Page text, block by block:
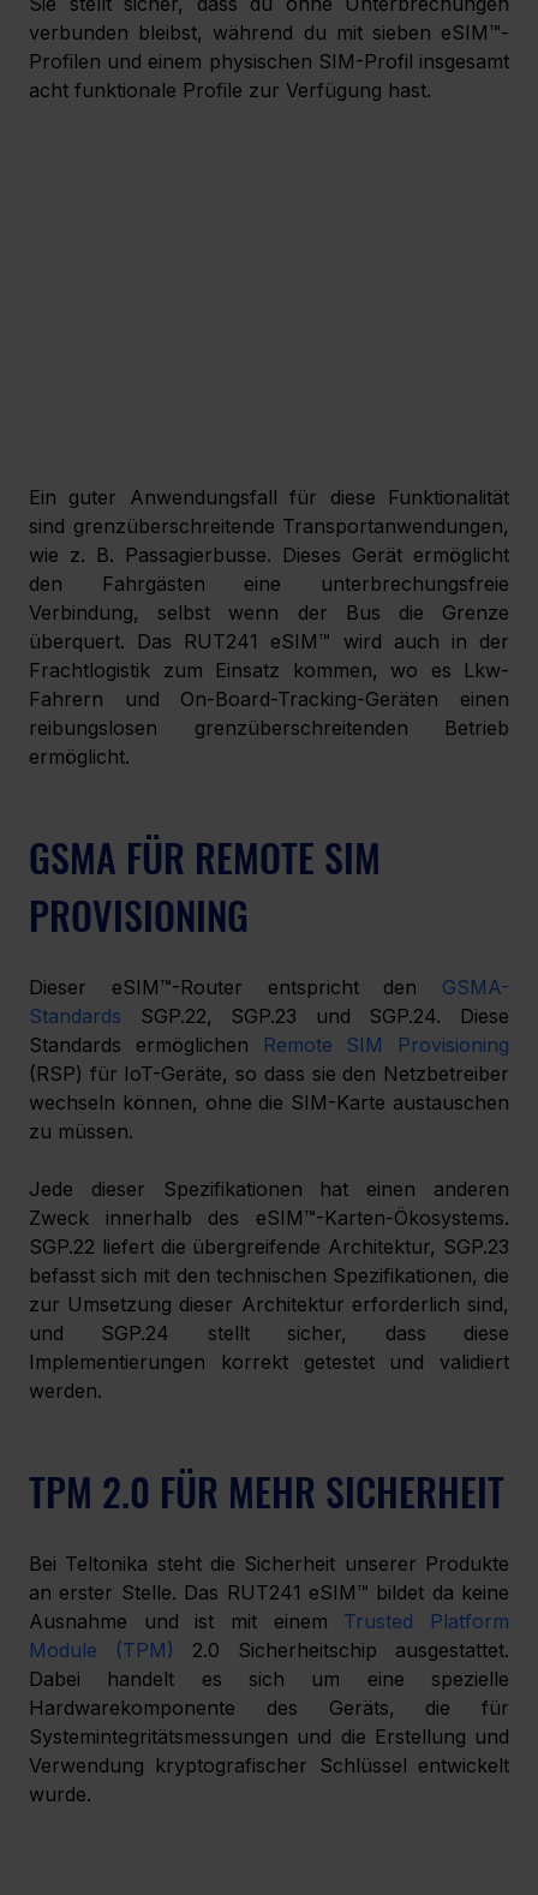
verbunden bleibst, während du mit sieben eSIM™-
Profilen und einem physischen SIM-Profil insgesamt
acht funktionale Profile zur Verfügung hast.
Ein guter Anwendungsfall für diese Funktionalität
sind grenzüberschreitende Transportanwendungen,
wie z. B. Passagierbusse. Dieses Gerät ermöglicht
den Fahrgästen eine unterbrechungsfreie
Verbindung, selbst wenn der Bus die Grenze
überquert. Das RUT241 eSIM™ wird auch in der
Frachtlogistik zum Einsatz kommen, wo es Lkw-
Fahrern und On-Board-Tracking-Geräten einen
reibungslosen grenzüberschreitenden Betrieb
ermöglicht.
GSMA FÜR REMOTE SIM
PROVISIONING
Dieser eSIM™-Router entspricht den GSMA-
Standards SGP.22, SGP.23 und SGP.24. Diese
Standards ermöglichen
Remote SIM Provisioning
(RSP) für IoT-Geräte, so dass sie den Netzbetreiber
wechseln können, ohne die SIM-Karte austauschen
zu müssen.
Jede dieser Spezifikationen hat einen anderen
Zweck innerhalb des eSIM™-Karten-Ökosystems.
SGP.22 liefert die übergreifende Architektur, SGP.23
befasst sich mit den technischen Spezifikationen, die
zur Umsetzung dieser Architektur erforderlich sind,
und SGP.24 stellt sicher, dass diese
Implementierungen korrekt getestet und validiert
werden.
TPM 2.0 FÜR MEHR SICHERHEIT
Bei Teltonika steht die Sicherheit unserer Produkte
an erster Stelle. Das RUT241 eSIM™ bildet da keine
Ausnahme und ist mit einem Trusted Platform
Module (TPM) 2.0 Sicherheitschip ausgestattet.
Dabei handelt es sich um eine spezielle
Hardwarekomponente des Geräts, die für
Systemintegritätsmessungen und die Erstellung und
Verwendung kryptografischer Schlüssel entwickelt
wurde.